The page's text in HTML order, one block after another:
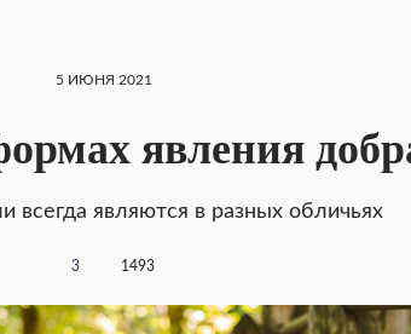
5 ИЮНЯ 2021
явления
всегда являются в разных обличьях
3 1493